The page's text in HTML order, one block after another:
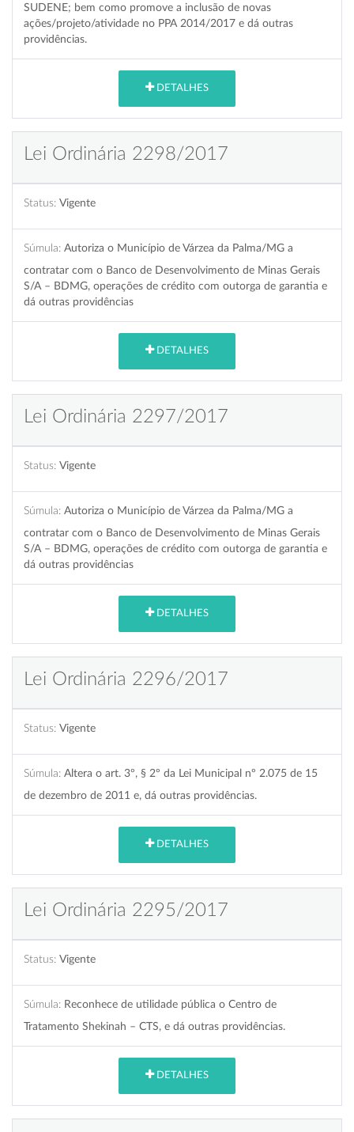
SUDENE; bem como promove a inclusão de novas
ações/projeto/atividade no PPA 2014/2017 e dá outras
providências.
DETALHES
Lei Ordinária 2298/2017
Status: Vigente
Súmula: Autoriza o Município de Várzea da Palma/MG a
contratar com o Banco de Desenvolvimento de Minas Gerais
S/A – BDMG, operações de crédito com outorga de garantia e
dá outras providências
DETALHES
Lei Ordinária 2297/2017
Status: Vigente
Súmula: Autoriza o Município de Várzea da Palma/MG a
contratar com o Banco de Desenvolvimento de Minas Gerais
S/A – BDMG, operações de crédito com outorga de garantia e
dá outras providências
DETALHES
Lei Ordinária 2296/2017
Status: Vigente
Súmula: Altera o art. 3º, § 2º da Lei Municipal nº 2.075 de 15
de dezembro de 2011 e, dá outras providências.
DETALHES
Lei Ordinária 2295/2017
Status: Vigente
Súmula: Reconhece de utilidade pública o Centro de
Tratamento Shekinah – CTS, e dá outras providências.
DETALHES